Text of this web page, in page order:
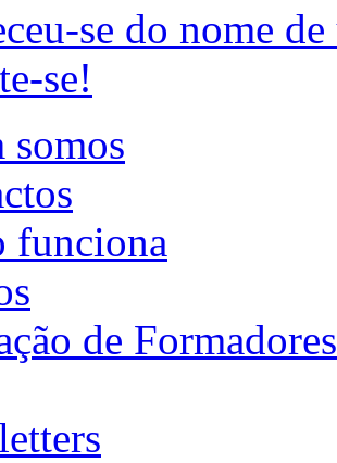
se do nome
se!
somos
funciona
de Formadores